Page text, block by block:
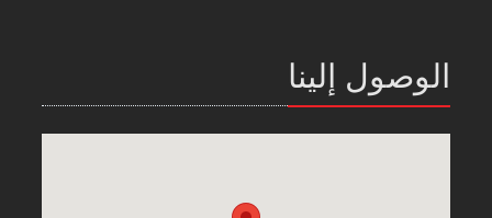
الوصول إلينا